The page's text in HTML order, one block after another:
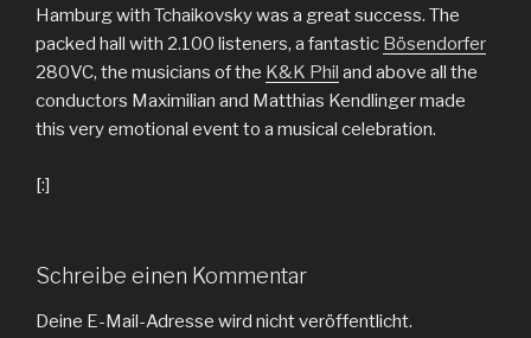
Hamburg with Tchaikovsky was a great success. The
packed hall with 2.100 listeners, a fantastic Bösendorfer
280VC, the musicians of the K&K Phil and above all the
conductors Maximilian and Matthias Kendlinger made
this very emotional event to a musical celebration.
[:]
Schreibe einen Kommentar
Deine E-Mail-Adresse wird nicht veröffentlicht.